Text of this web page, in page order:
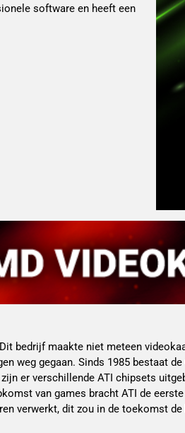
software en heeft een
bedrijf maakte niet meteen
weg gegaan. Sinds 1985 bestaat de
er verschillende ATI chipsets
van games bracht ATI de
verwerkt, dit zou in de toekomst